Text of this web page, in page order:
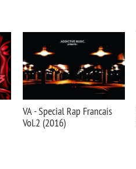
VA - Special Rap Francais
Vol.2 (2016)